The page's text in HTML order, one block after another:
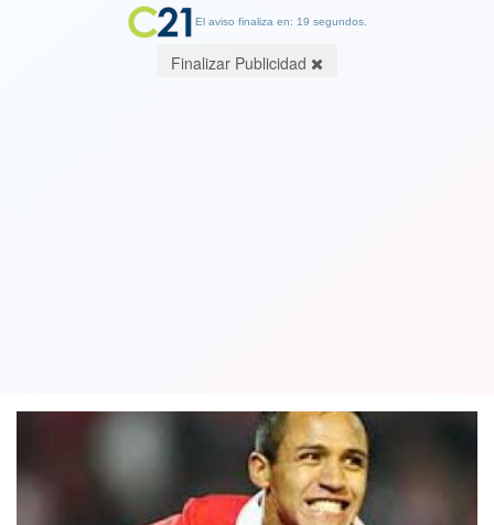
El aviso finaliza en: 19 segundos.
Finalizar Publicidad